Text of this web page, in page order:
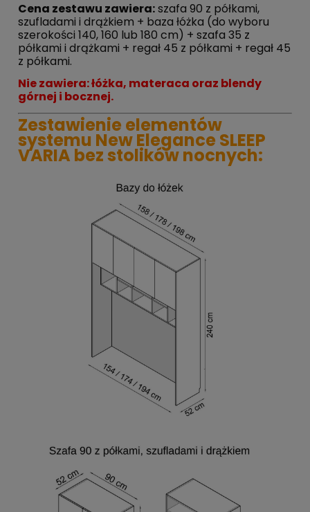
Cena zestawu zawiera:szafa 90 z półkami,
szufladami i drążkiem + baza łóżka (do wyboru
szerokości 140, 160 lub 180 cm) + szafa 35 z
półkami i drążkami + regał 45 z półkami + regał 45
z półkami.
Nie zawiera: łóżka, materaca oraz blendy
górnej i bocznej.
Zestawienie elementów
systemu New Elegance SLEEP
VARIA bez stolików nocnych: